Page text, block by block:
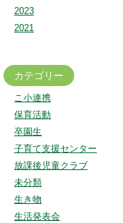
2023
2021
カテゴリー
こ小連携
保育活動
卒園生
子育て支援センター
放課後児童クラブ
未分類
生き物
生活発表会